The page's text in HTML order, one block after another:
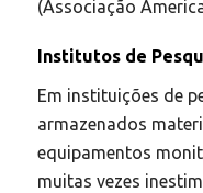
(Associação
Institutos de
Em instituições de
armazenados
equipamentos
muitas vezes